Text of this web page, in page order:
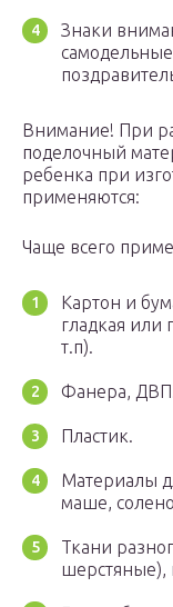
Знаки
Внимание! При
поделочный
ребенка при
применяются:
Чаще всего
Картон и
гладкая или
т.п).
Фанера,
Пластик.
Материалы
маше,
Ткани
шерстяные),